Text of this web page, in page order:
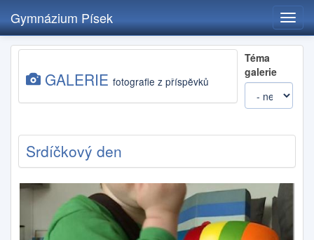
Přejít
hlavnímu
Gymnázium Písek
GALERIE fotografie z příspěvků
Téma
galerie
Srdíčkový den